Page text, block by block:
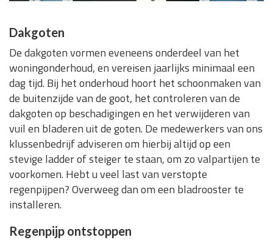
Dakgoten
De dakgoten vormen eveneens onderdeel van het
woningonderhoud, en vereisen jaarlijks minimaal een
dag tijd. Bij het onderhoud hoort het schoonmaken van
de buitenzijde van de goot, het controleren van de
dakgoten op beschadigingen en het verwijderen van
vuil en bladeren uit de goten. De medewerkers van ons
klussenbedrijf adviseren om hierbij altijd op een
stevige ladder of steiger te staan, om zo valpartijen te
voorkomen. Hebt u veel last van verstopte
regenpijpen? Overweeg dan om een bladrooster te
installeren.
Regenpijp ontstoppen